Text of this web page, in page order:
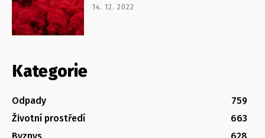
14. 12. 2022
Kategorie
Odpady
759
Životní prostředí
663